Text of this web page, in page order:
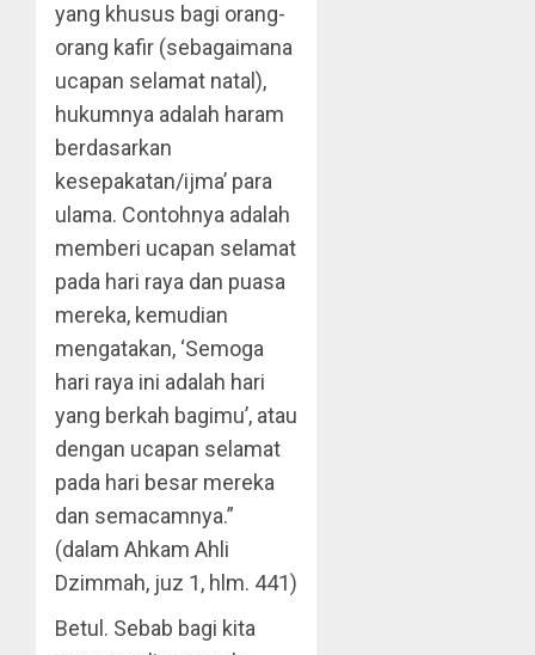
yang khusus bagi orang-
orang kafir (sebagaimana
ucapan selamat natal),
hukumnya adalah haram
berdasarkan
kesepakatan/ijma’ para
ulama. Contohnya adalah
memberi ucapan selamat
pada hari raya dan puasa
mereka, kemudian
mengatakan, ‘Semoga
hari raya ini adalah hari
yang berkah bagimu’, atau
dengan ucapan selamat
pada hari besar mereka
dan semacamnya.”
(dalam Ahkam Ahli
Dzimmah, juz 1, hlm. 441)
Betul. Sebab bagi kita